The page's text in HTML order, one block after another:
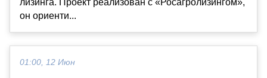
он ориенти...
01:00, 12 Июн